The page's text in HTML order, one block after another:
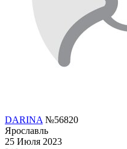
DARINA №56820
Ярославль
25 Июля 2023